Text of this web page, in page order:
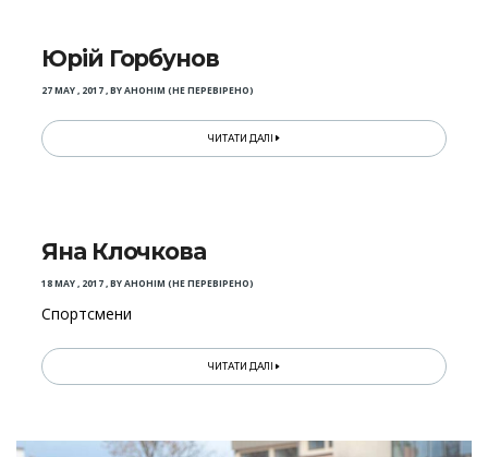
Юрій Горбунов
27 MAY , 2017,BYАНОНІМ (НЕ ПЕРЕВІРЕНО)
ЧИТАТИ ДАЛІ
Яна Клочкова
18 MAY , 2017,BYАНОНІМ (НЕ ПЕРЕВІРЕНО)
Спортсмени
ЧИТАТИ ДАЛІ